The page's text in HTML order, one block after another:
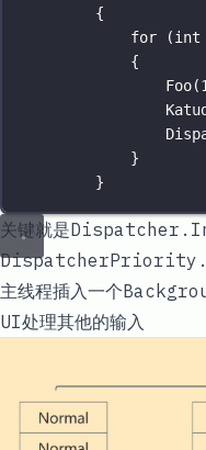
{
for (int
{
Foo(
}
}
关键就是
主线程插入一个
UI处理其他的输入